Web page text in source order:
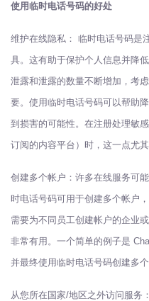
使用临时电话号码的好处
维护在线隐私： 临时电话号码是
具。这有助于保护个人信息并降
泄露和泄露的数量不断增加，考
要。使用临时电话号码可以帮助
到损害的可能性。在注册处理敏
订阅的内容平台）时，这一点尤其
创建多个帐户：许多在线服务可
时电话号码可用于创建多个帐户
需要为不同员工创建帐户的企业
非常有用。一个简单的例子是
并最终使用临时电话号码创建多个
从您所在国家/地区之外访问服务